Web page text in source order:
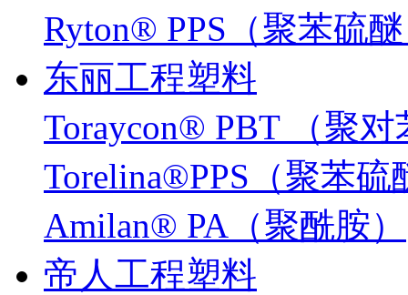
Ryton® PPS（聚苯硫
东丽工程塑料
Toraycon® PBT （聚
Torelina®PPS（聚苯硫
Amilan® PA（聚酰胺）
帝人工程塑料